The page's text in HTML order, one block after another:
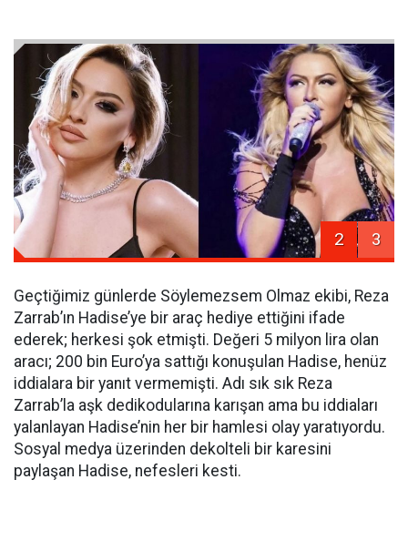
2 3
Geçtiğimiz günlerde Söylemezsem Olmaz ekibi, Reza
Zarrab’ın Hadise’ye bir araç hediye ettiğini ifade
ederek; herkesi şok etmişti. Değeri 5 milyon lira olan
aracı; 200 bin Euro’ya sattığı konuşulan Hadise, henüz
iddialara bir yanıt vermemişti. Adı sık sık Reza
Zarrab’la aşk dedikodularına karışan ama bu iddiaları
yalanlayan Hadise’nin her bir hamlesi olay yaratıyordu.
Sosyal medya üzerinden dekolteli bir karesini
paylaşan Hadise, nefesleri kesti.